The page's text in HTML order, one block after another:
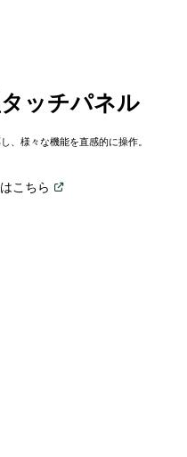
ッチパネル
、様々な機能を直感的に操作。
こちら Open in a new window